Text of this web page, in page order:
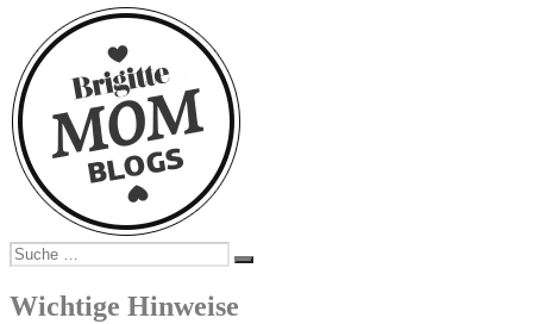
Suche
nach:
Suchen
Wichtige Hinweise